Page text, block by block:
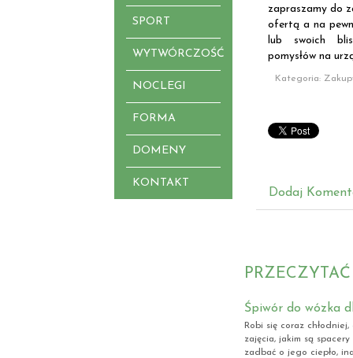
SPORT
WYTWÓRCZOŚĆ
NOCLEGI
FORMA
DOMENY
KONTAKT
zapraszamy do
ofertą a na
lub swoich
pomysłów na
Kategoria:
Dodaj
Śpiwór do wózka
Robi się coraz
zajęcia, jakim są
zadbać o jego ciepło,